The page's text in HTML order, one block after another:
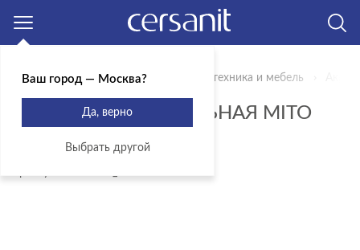
Главная Продукты Сантехника и мебель
ВАННА ПРЯМОУГОЛЬНАЯ MITO
GREEN 150X70
Ваш город — Москва?
Да, верно
Выбрать другой